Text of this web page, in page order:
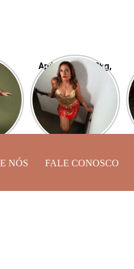
da
Após perder 40kg,
Camila Moura, ex
de Lucas Buda,
exibe novo shape
NÓS FALE CONOSCO